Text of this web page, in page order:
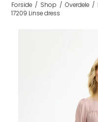
Forside / Shop / Overdele /
17209 Linse dress